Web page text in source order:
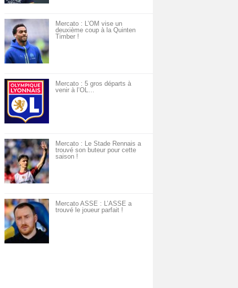
Mercato : L’OM vise un
deuxième coup à la Quinten
Timber !
Mercato : 5 gros départs à
venir à l’OL…
Mercato : Le Stade Rennais a
trouvé son buteur pour cette
saison !
Mercato ASSE : L’ASSE a
trouvé le joueur parfait !